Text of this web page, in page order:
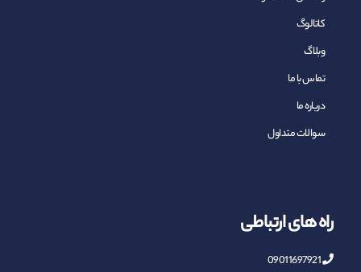
کاتالوگ
وبلاگ
تماس با ما
درباره ما
سوالات متداول
راه های ارتباطی